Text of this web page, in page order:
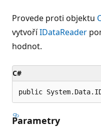
Provede proti objektu
vytvoříIDataReader
hodnot.
C#
public
Parametry